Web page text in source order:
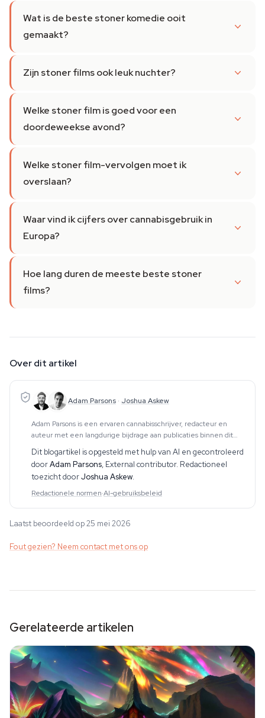
Wat is de beste stoner komedie ooit
gemaakt?
Zijn stoner films ook leuk nuchter?
Welke stoner film is goed voor een
doordeweekse avond?
Welke stoner film-vervolgen moet ik
overslaan?
Waar vind ik cijfers over cannabisgebruik in
Europa?
Hoe lang duren de meeste beste stoner
films?
Over dit artikel
Adam Parsons · Joshua Askew
Adam Parsons is een ervaren cannabisschrijver, redacteur en
auteur met een langdurige bijdrage aan publicaties binnen dit
vakgebied. Zijn werk omvat CBD, psychedelica, etnobotanica en
aanverwante onderwerpen. Hij produce
Dit blogartikel is opgesteld met hulp van AI en gecontroleerd
doorAdam Parsons, External contributor. Redactioneel
toezicht doorJoshua Askew.
Redactionele normen·AI-gebruiksbeleid
Laatst beoordeeld op 25 mei 2026
Fout gezien? Neem contact met ons op
Gerelateerde artikelen